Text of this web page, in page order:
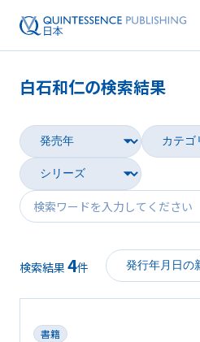
雑誌
映像
電子
著者一
白石和仁の検索結果
検索結果 4件
書籍